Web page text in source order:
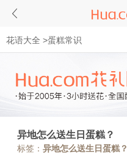
花语大全 >蛋糕常识
异地怎么送生日蛋糕？
标签： 异地怎么送生日蛋糕？